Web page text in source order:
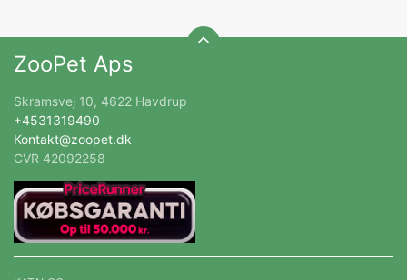
ZooPet Aps
Skramsvej 10, 4622 Havdrup
+4531319490
Kontakt@zoopet.dk
CVR 42092258